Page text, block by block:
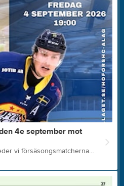
4e september mot
Fredag den 4e september inleder vi försäsongsmatcherna genom att ta emot Smedjebacken HC A-Lag i Hofors ishall. SHC är ett tufft och svårspelat lag som vi hade täta drabbningar med i kvalet till Hockeytvåan Västra 2025. Vem minns inte det? Passa på att säkra ditt säsongskort så går du gratis på matchen såklart!